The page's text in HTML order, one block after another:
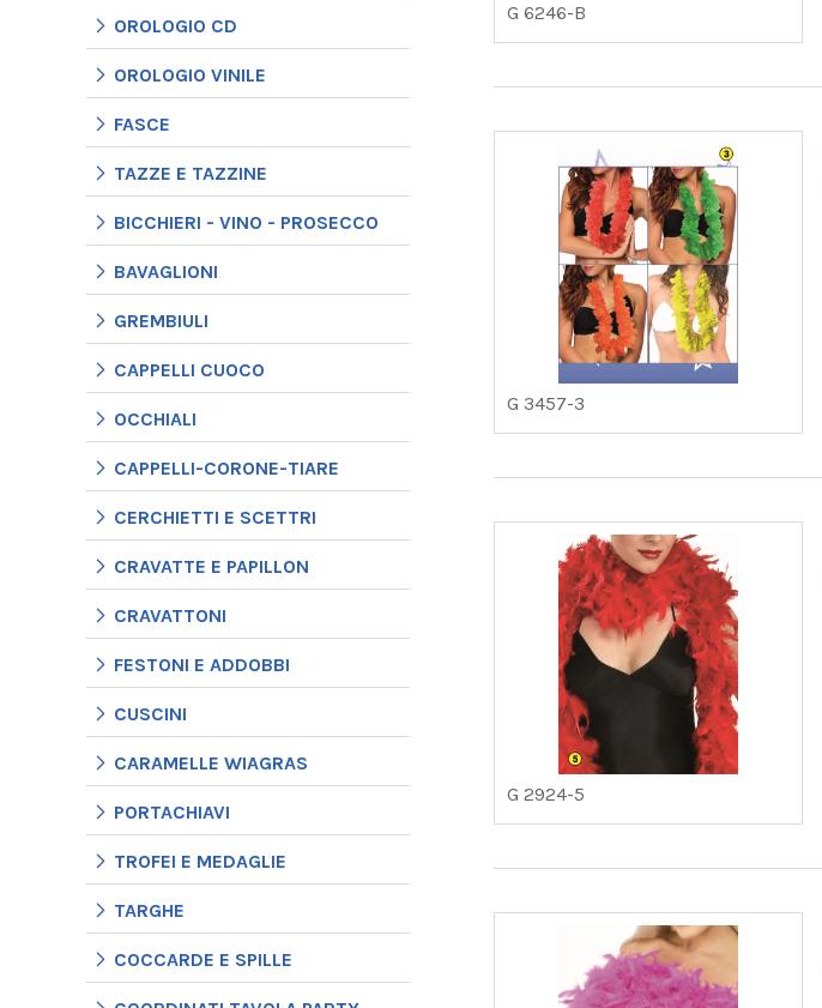
OROLOGIO CD
OROLOGIO VINILE
FASCE
TAZZE E TAZZINE
BICCHIERI - VINO - PROSECCO
BAVAGLIONI
GREMBIULI
CAPPELLI CUOCO
OCCHIALI
CAPPELLI-CORONE-TIARE
CERCHIETTI E SCETTRI
CRAVATTE E PAPILLON
CRAVATTONI
FESTONI E ADDOBBI
CUSCINI
CARAMELLE WIAGRAS
PORTACHIAVI
TROFEI E MEDAGLIE
TARGHE
COCCARDE E SPILLE
G 6246-B
G 3457-3
G 2924-5